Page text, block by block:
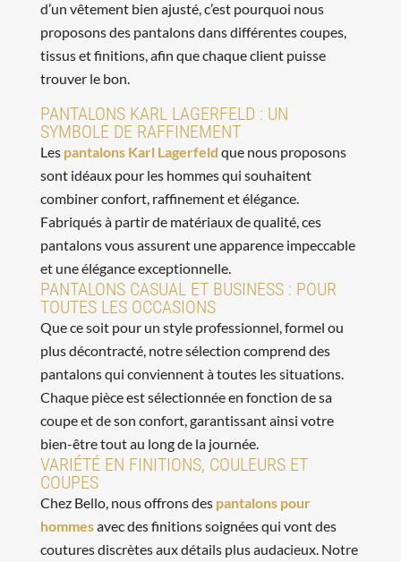
d’un vêtement bien ajusté, c’est pourquoi nous
proposons des pantalons dans différentes coupes,
tissus et finitions, afin que chaque client puisse
trouver le bon.
PANTALONS KARL LAGERFELD : UN
SYMBOLE DE RAFFINEMENT
Les pantalons Karl Lagerfeld que nous proposons
sont idéaux pour les hommes qui souhaitent
combiner confort, raffinement et élégance.
Fabriqués à partir de matériaux de qualité, ces
pantalons vous assurent une apparence impeccable
et une élégance exceptionnelle.
PANTALONS CASUAL ET BUSINESS : POUR
TOUTES LES OCCASIONS
Que ce soit pour un style professionnel, formel ou
plus décontracté, notre sélection comprend des
pantalons qui conviennent à toutes les situations.
Chaque pièce est sélectionnée en fonction de sa
coupe et de son confort, garantissant ainsi votre
bien-être tout au long de la journée.
VARIÉTÉ EN FINITIONS, COULEURS ET
COUPES
Chez Bello, nous offrons des pantalons pour
hommesavec des finitions soignées qui vont des
coutures discrètes aux détails plus audacieux. Notre